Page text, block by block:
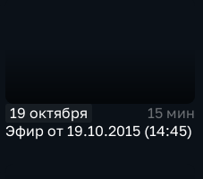
19 октября
15 мин
Эфир от 19.10.2015 (14:45)